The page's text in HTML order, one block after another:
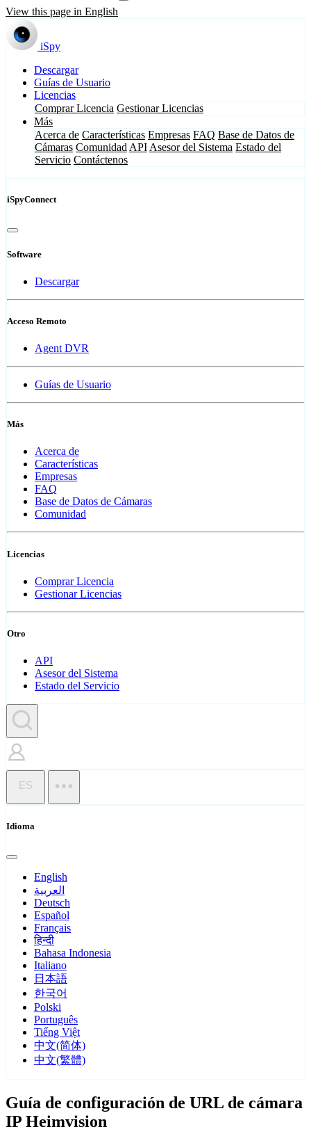
View this page in English
iSpy
Descargar
Guías de Usuario
Licencias
Comprar Licencia Gestionar Licencias
Más
Acerca de Características Empresas FAQ Base de Datos de
Cámaras Comunidad API Asesor del Sistema Estado del
Servicio Contáctenos
iSpyConnect
Software
Descargar
Acceso Remoto
Agent DVR
Guías de Usuario
Más
Acerca de
Características
Empresas
FAQ
Base de Datos de Cámaras
Comunidad
Licencias
Comprar Licencia
Gestionar Licencias
Otro
API
Asesor del Sistema
Estado del Servicio
ES
Idioma
English
العربية
Deutsch
Español
Français
हिन्दी
Bahasa Indonesia
Italiano
日本語
한국어
Polski
Português
Tiếng Việt
中文(简体)
中文(繁體)
Guía de configuración de URL de cámara
IP Heimvision